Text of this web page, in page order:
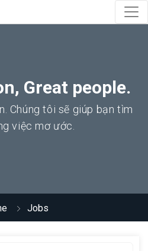
Great people.
Chúng tôi sẽ giúp bạn tìm
việc mơ ước.
Jobs